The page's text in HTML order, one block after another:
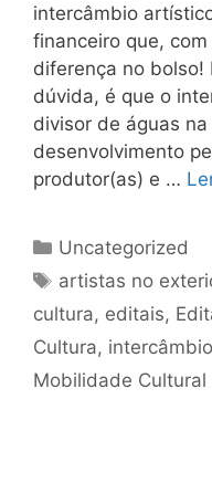
intercâmbio
financeiro que,
diferença no bolso!
dúvida, é que o
divisor de águas
desenvolvimento
produtor(as) e …
Uncategorized
artistas no
cultura, editais,
Cultura,
Mobilidade Cultural